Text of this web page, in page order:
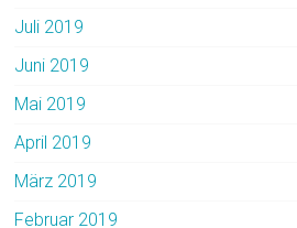
Juli 2019
Juni 2019
Mai 2019
April 2019
März 2019
Februar 2019